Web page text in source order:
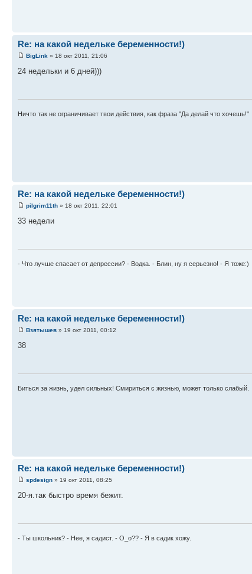
Re: на какой недельке беременности!)
BigLink » 18 окт 2011, 21:06
24 недельки и 6 дней)))
Ничто так не ограничивает твои действия, как фраза "Да делай что хочешь!"
Re: на какой недельке беременности!)
pilgrim11th » 18 окт 2011, 22:01
33 недели
- Что лучше спасает от депрессии? - Водка. - Блин, ну я серьезно! - Я тоже:)
Re: на какой недельке беременности!)
Взятышев » 19 окт 2011, 00:12
38
Биться за жизнь, удел сильных! Смириться с жизнью, может только слабый.
Re: на какой недельке беременности!)
spdesign » 19 окт 2011, 08:25
20-я.так быстро время бежит.
- Ты школьник? - Нее, я садист. - О_о?? - Я в садик хожу.